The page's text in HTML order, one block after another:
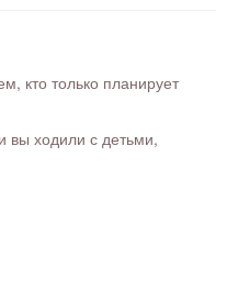
кто только планирует
вы ходили с детьми,